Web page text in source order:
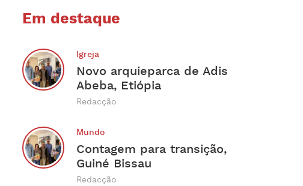
Em destaque
Igreja
Novo arquieparca de Adis
Abeba, Etiópia
Redacção
Mundo
Contagem para transição,
Guiné Bissau
Redacção